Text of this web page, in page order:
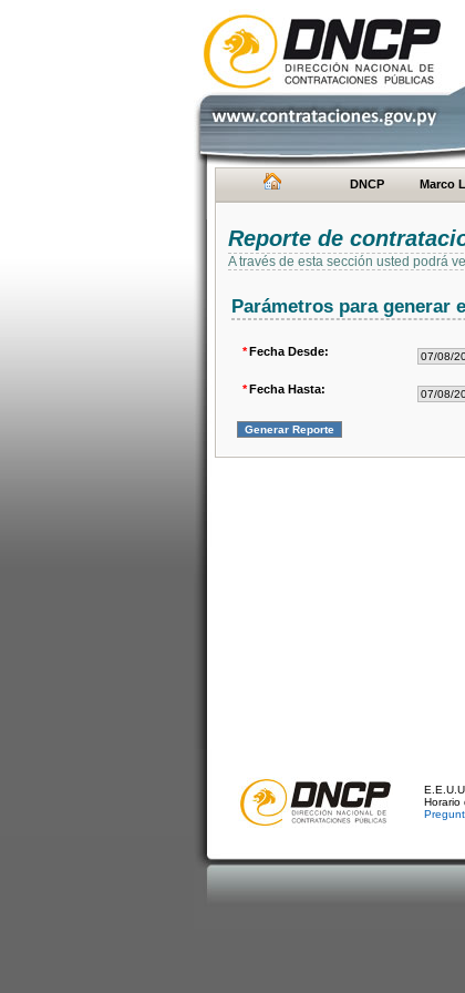
DNCP Marco
Reporte de
A través de esta sección usted podrá
Parámetros para generar
*Fecha Desde:
*Fecha Hasta:
Horario